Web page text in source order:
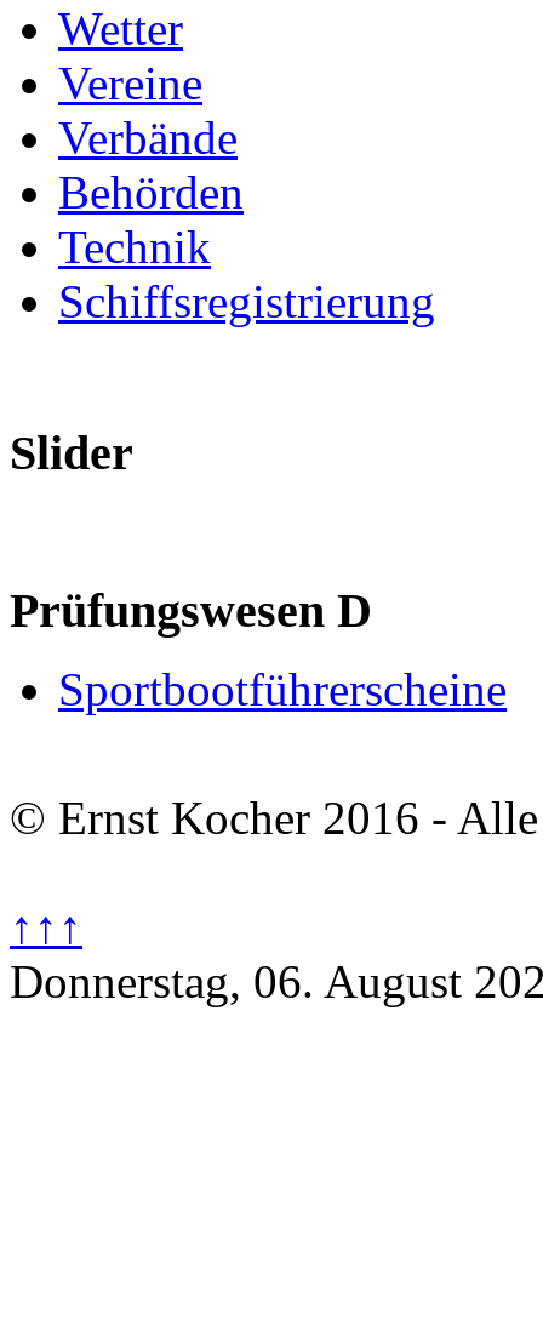
Wetter
Vereine
Verbände
Behörden
Technik
Schiffsregistrierung
Slider
Prüfungswesen D
Sportbootführerscheine
© Ernst Kocher 2016 -
↑↑↑
Donnerstag, 06. August